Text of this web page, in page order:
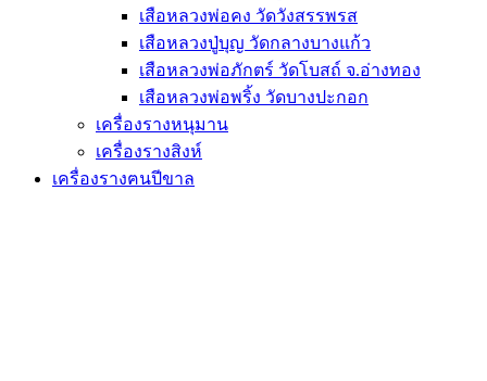
เสือหลวงพ่อคง วัดวังสรรพรส
เสือหลวงปู่บุญ วัดกลางบางแก้ว
เสือหลวงพ่อภักตร์ วัดโบสถ์ จ.อ่างทอง
เสือหลวงพ่อพริ้ง วัดบางปะกอก
เครื่องรางหนุมาน
เครื่องรางสิงห์
เครื่องรางฅนปีขาล